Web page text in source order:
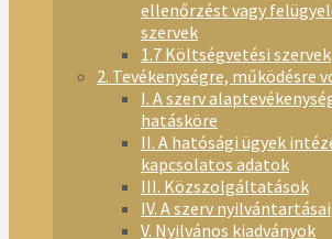
ellenőrzést vagy
szervek
1.7 Költségvetési szervek
2. Tevékenységre, működésre
I. A szerv
hatásköre
II. A hatósági ügyek
kapcsolatos adatok
III. Közszolgáltatások
IV. A szerv nyilvántartásai
V. Nyilvános kiadványok